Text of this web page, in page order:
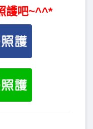
護吧~^^*